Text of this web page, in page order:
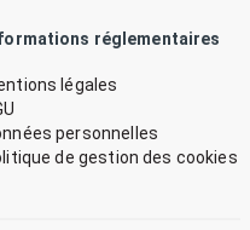
réglementaires
légales
personnelles
de gestion des cookies